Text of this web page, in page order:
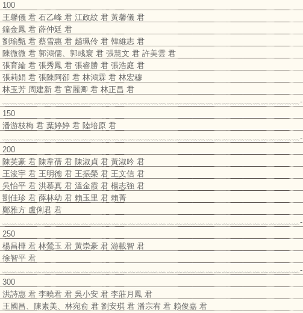
100
王馨儀 君 石乙峰 君 江政紋 君 黃馨儀 君
鐘金鳳 君 薛仲廷 君
劉瑜甄 君 蔡雪惠 君 趙珮伶 君 韓維志 君
陳微微 君 郭鴻儒、郭彧寰 君 張慧文 君 許美雲 君
張育綸 君 張秀鳳 君 張睿勝 君 張浩庭 君
張莉娟 君 張陳阿卻 君 林鴻霖 君 林宏穆
林玉芳 周建新 君 官麗卿 君 林正昌 君
﹏﹏﹏﹏﹏﹏﹏﹏﹏﹏﹏﹏﹏﹏﹏﹏﹏﹏﹏﹏﹏﹏﹏﹏﹏﹏﹏﹏﹏﹏﹏﹏﹏﹏﹏﹏﹏﹏-
150
潘游枝梅 君 葉婷婷 君 陸培原 君
﹏﹏﹏﹏﹏﹏﹏﹏﹏﹏﹏﹏﹏﹏﹏﹏﹏﹏﹏﹏﹏﹏﹏﹏﹏﹏﹏﹏﹏﹏﹏﹏﹏﹏﹏﹏﹏﹏-
200
陳英豪 君 陳韋蒨 君 陳淑貞 君 黃淑吟 君
王浚宇 君 王明德 君 王振榮 君 王文信 君
吳怡平 君 洪慕真 君 溫金霞 君 楊志強 君
劉佳珍 君 薛林幼 君 賴玉里 君 賴菁
鄭雅方 盧俐君 君
﹏﹏﹏﹏﹏﹏﹏﹏﹏﹏﹏﹏﹏﹏﹏﹏﹏﹏﹏﹏﹏﹏﹏﹏﹏﹏﹏﹏﹏﹏﹏﹏﹏﹏﹏﹏﹏﹏-
250
楊昌樺 君 林鶯玉 君 黃崇豪 君 游載智 君
徐智平 君
﹏﹏﹏﹏﹏﹏﹏﹏﹏﹏﹏﹏﹏﹏﹏﹏﹏﹏﹏﹏﹏﹏﹏﹏﹏﹏﹏﹏﹏﹏﹏﹏﹏﹏﹏﹏﹏﹏-
300
洪詩惠 君 李曉君 君 吳小安 君 李莊月鳳 君
王國昌、陳素美、林宛俞 君 劉安琪 君 潘宗宥 君 賴俊嘉 君